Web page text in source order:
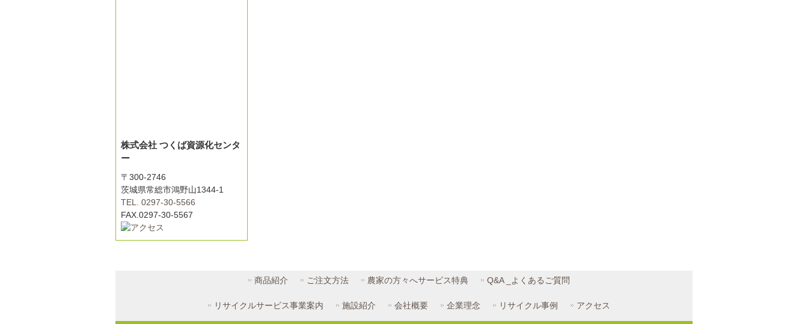
株式会社 つくば資源化センタ
ー
〒300-2746
茨城県常総市鴻野山1344-1
TEL. 0297-30-5566
FAX.0297-30-5567
商品紹介 ご注文方法 農家の方々へサービス特典 Q&A _よくあるご質問
リサイクルサービス事業案内 施設紹介 会社概要 企業理念 リサイクル事例 アクセス